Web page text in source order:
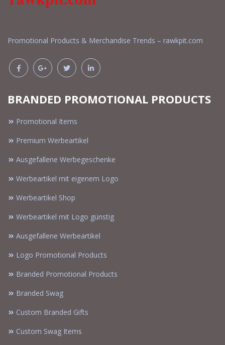
Promotional Products & Merchandise Trends – rawkpit.com
BRANDED PROMOTIONAL PRODUCTS
Promotional Items
Premium Werbeartikel
Ausgefallene Werbegeschenke
Werbeartikel mit eigenem Logo
Werbeartikel Shop
Werbeartikel mit Logo günstig
Ausgefallene Werbeartikel
Logo Promotional Products
Branded Promotional Products
Branded Swag
Custom Branded Gifts
Custom Swag Items